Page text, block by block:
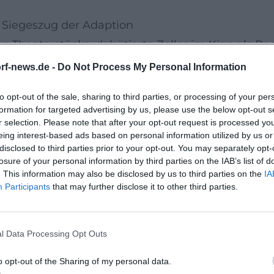
news.de - Do Not Process My Personal Information
opt-out of the sale, sharing to third parties, or processing of your
for targeted advertising by us, please use the below opt-out
selection. Please note that after your opt-out request is processed
interest-based ads based on personal information utilized by us
to third parties prior to your opt-out. You may separately
of your personal information by third parties on the IAB’s list of
This information may also be disclosed by us to third parties on the
Participants that may further disclose it to other third parties.
Data Processing Opt Outs
opt-out of the Sharing of my personal data.
der Adaption
Theaterstücks, debütierte Zeller im Kino als
Zeitkontinuum – eine ästhetische
Tonarten, Figurenkonstellationen verwandeln
Darstellungen und einer
Für das Drehbuch wurde Zeller gemeinsam
Father gilt seither als Referenzwerk für die
mit familiären Dynamiken und
der Film mit repetitiven Motiven –
Wellenbewegungen. Die kritische
Zellers Bereitschaft, Risiken einzugehen